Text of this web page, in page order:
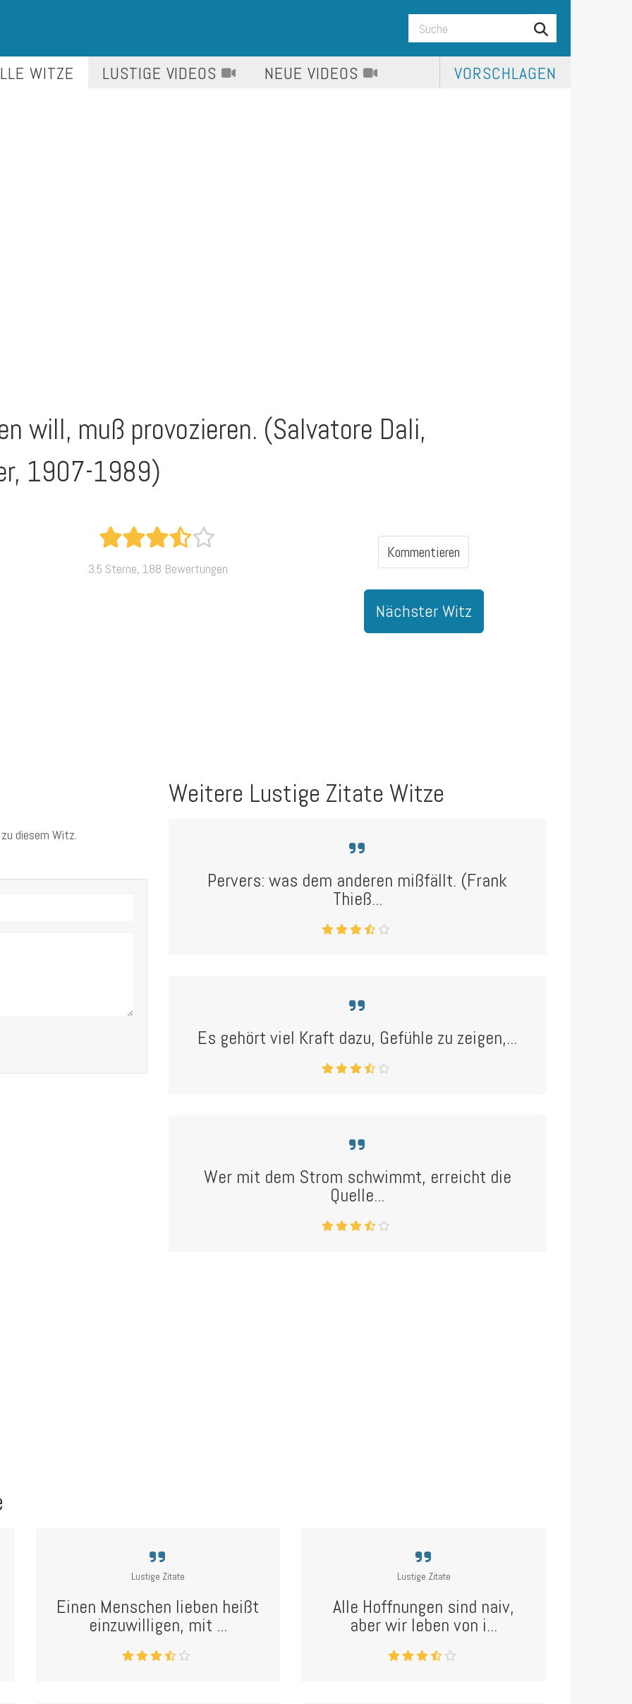
WITZE LUSTIGE VIDEOS NEUE VIDEOS VORSCHLAGEN
will, muß provozieren. (Salvatore Dali,
1907-1989)
3.5 Sterne, 188 Bewertungen
Kommentieren
Nächster Witz
diesem Witz.
Weitere Lustige Zitate Witze
Pervers: was dem anderen mißfällt. (Frank
Thieß...
Es gehört viel Kraft dazu, Gefühle zu zeigen,...
Wer mit dem Strom schwimmt, erreicht die
Quelle...
Lustige Zitate
Einen Menschen lieben heißt
einzuwilligen, mit ...
Lustige Zitate
Alle Hoffnungen sind naiv,
aber wir leben von i...